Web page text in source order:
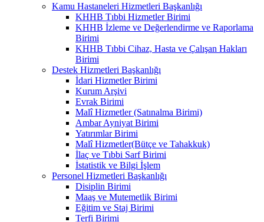
Kamu Hastaneleri Hizmetleri Başkanlığı
KHHB Tıbbi Hizmetler Birimi
KHHB İzleme ve Değerlendirme ve Raporlama
Birimi
KHHB Tıbbi Cihaz, Hasta ve Çalışan Hakları
Birimi
Destek Hizmetleri Başkanlığı
İdari Hizmetler Birimi
Kurum Arşivi
Evrak Birimi
Malî Hizmetler (Satınalma Birimi)
Ambar Ayniyat Birimi
Yatırımlar Birimi
Malî Hizmetler(Bütçe ve Tahakkuk)
İlaç ve Tıbbi Sarf Birimi
İstatistik ve Bilgi İşlem
Personel Hizmetleri Başkanlığı
Disiplin Birimi
Maaş ve Mutemetlik Birimi
Eğitim ve Staj Birimi
Terfi Birimi